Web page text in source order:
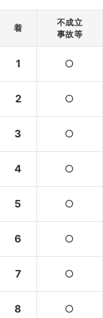
着
不成立
事故等
1 ○
2 ○
3 ○
4 ○
5 ○
6 ○
7 ○
8 ○